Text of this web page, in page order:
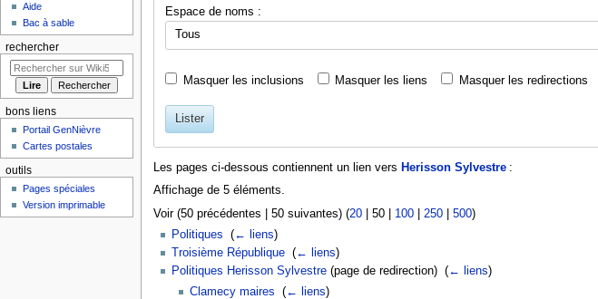
Espace de noms :
Tous
Masquer les inclusions Masquer les liens Masquer les redirections
Lister
Les pages ci-dessous contiennent un lien vers Herisson Sylvestre:
Affichage de 5 éléments.
Voir (50 précédentes 50 suivantes) (20| 50| 100| 250| 500)
Politiques
(← liens)
Troisième République‎ (← liens)
Politiques Herisson Sylvestre(page de redirection) ‎ (← liens)
Clamecy maires ‎(← liens)
Aide
Bac à sable
rechercher
bons liens
Portail GenNièvre
Cartes postales
outils
Pages spéciales
Version imprimable